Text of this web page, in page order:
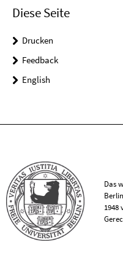
Diese Seite
Drucken
Feedback
English
Das
1948